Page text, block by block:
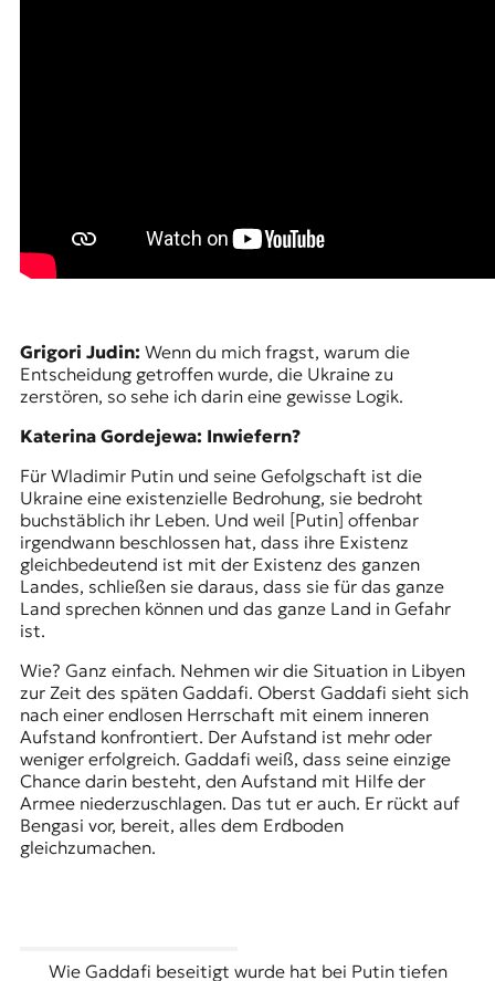
o
.Grigori Judin: Wenn du mich fragst, warum die
Entscheidung getroffen wurde, die Ukraine zu
zerstören, so sehe ich darin eine gewisse Logik.
Katerina Gordejewa: Inwiefern?
Für Wladimir Putin und seine Gefolgschaft ist die
Ukraine eine existenzielle Bedrohung, sie bedroht
buchstäblich ihr Leben. Und weil [Putin] offenbar
irgendwann beschlossen hat, dass ihre Existenz
gleichbedeutend ist mit der Existenz des ganzen
Landes, schließen sie daraus, dass sie für das ganze
Land sprechen können und das ganze Land in Gefahr
ist.
Wie? Ganz einfach. Nehmen wir die Situation in Libyen
zur Zeit des späten Gaddafi. Oberst Gaddafi sieht sich
nach einer endlosen Herrschaft mit einem inneren
Aufstand konfrontiert. Der Aufstand ist mehr oder
weniger erfolgreich. Gaddafi weiß, dass seine einzige
Chance darin besteht, den Aufstand mit Hilfe der
Armee niederzuschlagen. Das tut er auch. Er rückt auf
Bengasi vor, bereit, alles dem Erdboden
gleichzumachen.
Wie Gaddafi beseitigt wurde hat bei Putin tiefen